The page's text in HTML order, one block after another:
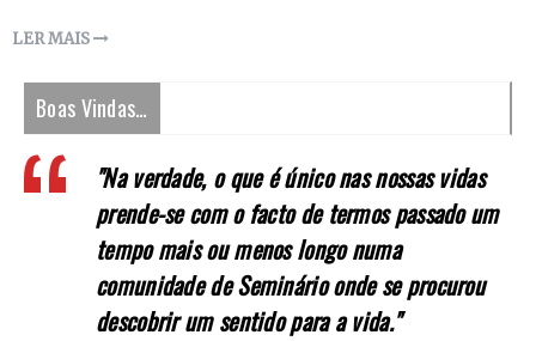
LER MAIS
Boas Vindas…
"Na verdade, o que é único nas nossas vidas
prende-se com o facto de termos passado um
tempo mais ou menos longo numa
comunidade de Seminário onde se procurou
descobrir um sentido para a vida."